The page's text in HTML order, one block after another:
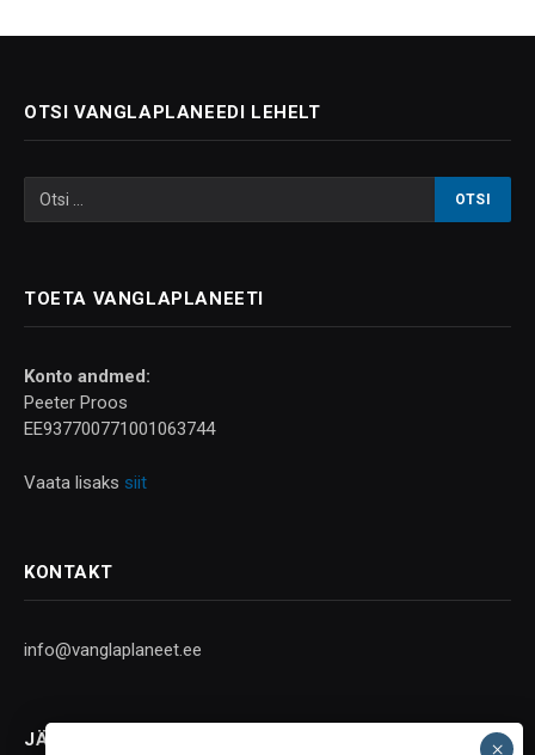
OTSI VANGLAPLANEEDI LEHELT
TOETA VANGLAPLANEETI
Konto andmed:
Peeter Proos
EE937700771001063744
Vaata lisaks siit
KONTAKT
info@vanglaplaneet.ee
JÄLGI SOTSIAALMEEDIAS